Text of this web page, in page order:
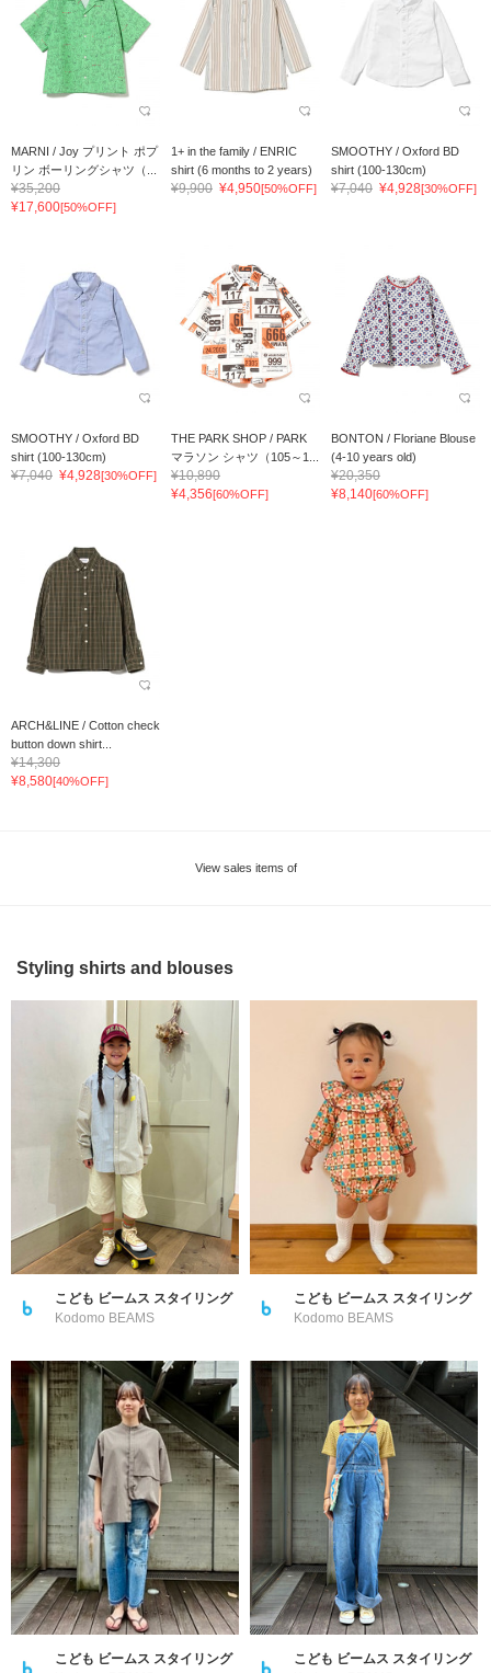
MARNI / Joy プリント ポプ
リン ボーリングシャツ（...
¥35,200
¥17,600[50%OFF]
1+ in the family / ENRIC
shirt (6 months to 2 years)
¥9,900 ¥4,950[50%OFF]
SMOOTHY / Oxford BD
shirt (100-130cm)
¥7,040 ¥4,928[30%OFF]
SMOOTHY / Oxford BD
shirt (100-130cm)
¥7,040 ¥4,928[30%OFF]
THE PARK SHOP / PARK
マラソン シャツ（105～1...
¥10,890
¥4,356[60%OFF]
BONTON / Floriane Blouse
(4-10 years old)
¥20,350
¥8,140[60%OFF]
ARCH&LINE / Cotton check
button down shirt...
¥14,300
¥8,580[40%OFF]
View sales items of
Styling shirts and blouses
こども ビームス スタイリング
Kodomo BEAMS
こども ビームス スタイリング
Kodomo BEAMS
こども ビームス スタイリング
こども ビームス スタイリング